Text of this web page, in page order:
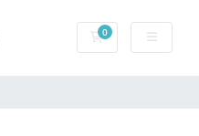
0Carrito de